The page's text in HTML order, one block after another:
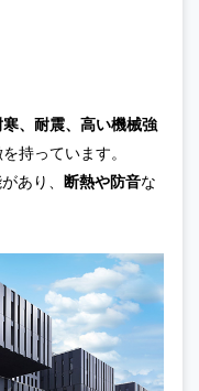
、耐震、高い機械強
持っています。
あり、 断熱や防音な